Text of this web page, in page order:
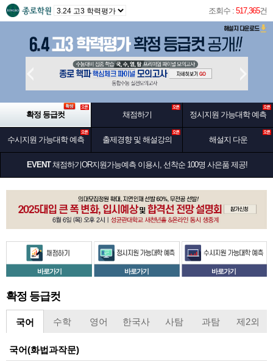
조회수 : 517,365건
확정 등급컷 채점하기 정시지원 가능대학 예측
수시지원 가능대학 예측 출제경향 및 해설강의 해설지 다운
EVENT채점하기OR지원가능예측 이용시, 선착순 100명 사은품 제공!
바로가기 바로가기 바로가기
확정 등급컷
국어 수학 영어 한국사 사탐 과탐 제2외
국어(화법과작문)